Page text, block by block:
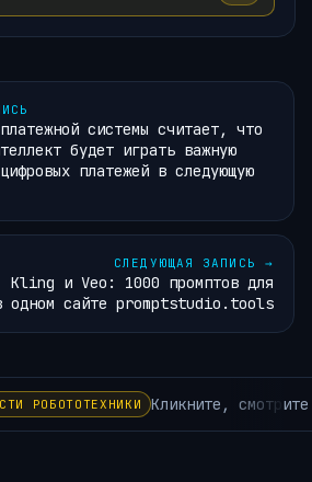
системы считает, что
будет играть важную
платежей в следующую
СЛЕДУЮЩАЯ ЗАПИСЬ →
Kling и Veo: 1000 промптов для
одном сайте promptstudio.tools
РОБОТОТЕХНИКИ Кликните,